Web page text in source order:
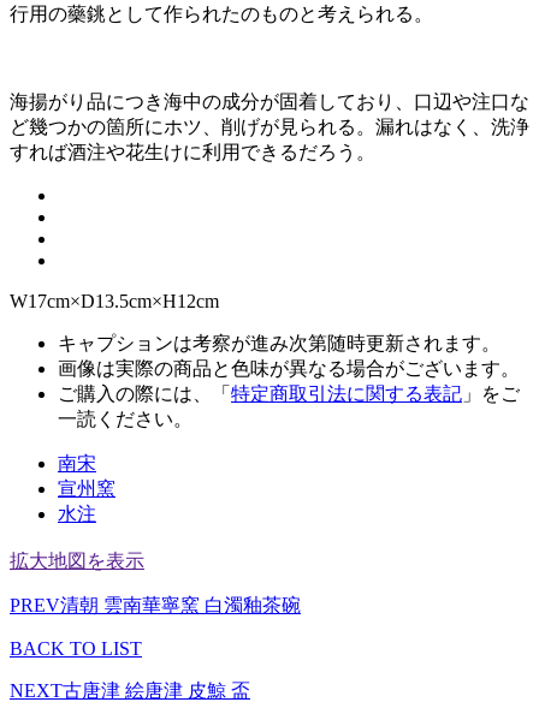
行用の藥銚として作られたのものと考えられる。
海揚がり品につき海中の成分が固着しており、口辺や注口な
ど幾つかの箇所にホツ、削げが見られる。漏れはなく、洗浄
すれば酒注や花生けに利用できるだろう。
W17cm×D13.5cm×H12cm
キャプションは考察が進み次第随時更新されます。
画像は実際の商品と色味が異なる場合がございます。
ご購入の際には、「 特定商取引法に関する表記 」をご
一読ください。
南宋
宣州窯
水注
拡大地図を表示
PREV清朝 雲南華寧窯 白濁釉茶碗
BACK TO LIST
NEXT古唐津 絵唐津 皮鯨 盃